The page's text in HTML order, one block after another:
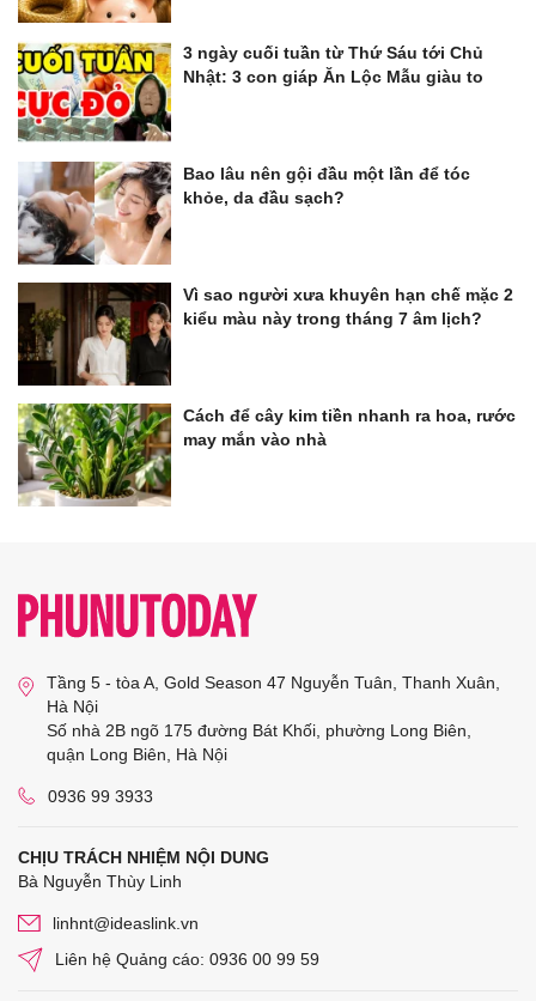
3 ngày cuối tuần từ Thứ Sáu tới Chủ
Nhật: 3 con giáp Ăn Lộc Mẫu giàu to
Bao lâu nên gội đầu một lần để tóc
khỏe, da đầu sạch?
Vì sao người xưa khuyên hạn chế mặc 2
kiểu màu này trong tháng 7 âm lịch?
Cách để cây kim tiền nhanh ra hoa, rước
may mắn vào nhà
Tầng 5 - tòa A, Gold Season 47 Nguyễn Tuân, Thanh Xuân,
Hà Nội
Số nhà 2B ngõ 175 đường Bát Khối, phường Long Biên,
quận Long Biên, Hà Nội
0936 99 3933
CHỊU TRÁCH NHIỆM NỘI DUNG
Bà Nguyễn Thùy Linh
linhnt@ideaslink.vn
Liên hệ Quảng cáo: 0936 00 99 59